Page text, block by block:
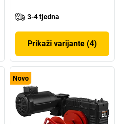
3-4 tjedna
Prikaži varijante (4)
Novo